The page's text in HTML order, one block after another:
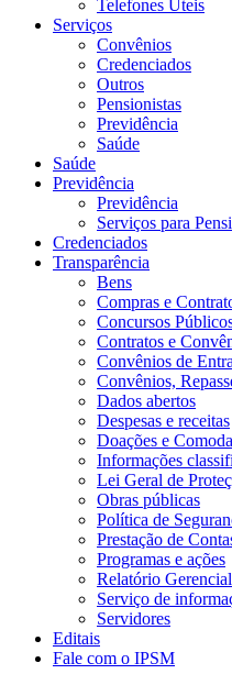
Telefones Úteis
Serviços
Convênios
Credenciados
Outros
Pensionistas
Previdência
Saúde
Saúde
Previdência
Previdência
Serviços para
Credenciados
Transparência
Bens
Compras e
Concursos
Contratos e
Convênios de
Convênios,
Dados abertos
Despesas e receitas
Doações e
Informações
Lei Geral de
Obras públicas
Política de
Prestação de
Programas e ações
Relatório Gerencial
Serviço de
Servidores
Editais
Fale com o IPSM